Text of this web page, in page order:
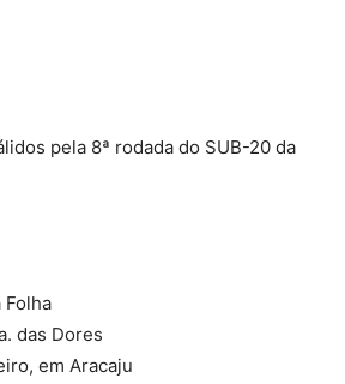
pela 8ª rodada do SUB-20 da
Folha
das Dores
em Aracaju